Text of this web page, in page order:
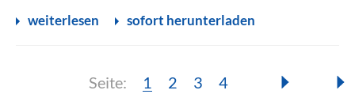
weiterlesen sofort herunterladen
Seite: Seite:
1 Seite:
2 Seite:
3 Seite:
4